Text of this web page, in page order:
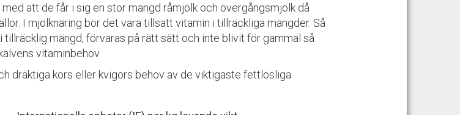
att de får i sig en stor mängd råmjölk och övergångsmjölk då
I mjölknäring bör det vara tillsatt vitamin i tillräckliga mängder. Så
tillräcklig mängd, förvaras på rätt sätt och inte blivit för gammal så
vitaminbehov
dräktiga kors eller kvigors behov av de viktigaste fettlösliga